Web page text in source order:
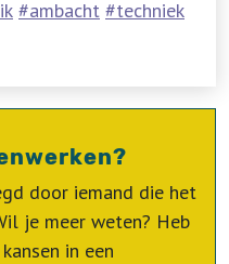
ambacht
techniek
door iemand die het
je meer weten? Heb
in een